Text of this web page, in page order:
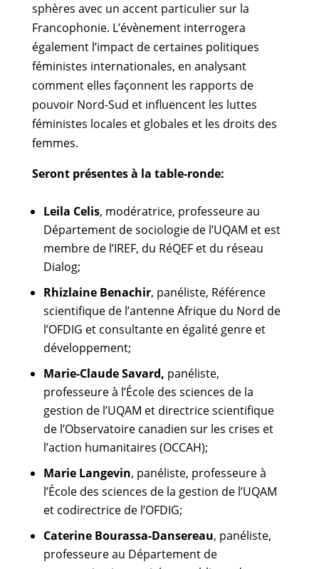
sphères avec un accent particulier sur la
Francophonie. L’évènement interrogera
également l’impact de certaines politiques
féministes internationales, en analysant
comment elles façonnent les rapports de
pouvoir Nord-Sud et influencent les luttes
féministes locales et globales et les droits des
femmes.
Seront présentes à la table-ronde:
Leila Celis, modératrice, professeure au
Département de sociologie de l’UQAM et est
membre de l’IREF, du RéQEF et du réseau
Dialog;
Rhizlaine Benachir, panéliste, Référence
scientifique de l’antenne Afrique du Nord de
l’OFDIG et consultante en égalité genre et
développement;
Marie-Claude Savard, panéliste,
professeure à l’École des sciences de la
gestion de l’UQAM et directrice scientifique
de l’Observatoire canadien sur les crises et
l’action humanitaires (OCCAH);
Marie Langevin, panéliste, professeure à
l’École des sciences de la gestion de l’UQAM
et codirectrice de l’OFDIG;
Caterine Bourassa-Dansereau, panéliste,
professeure au Département de